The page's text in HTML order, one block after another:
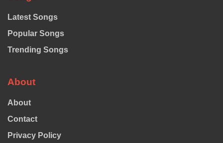
Latest Songs
Popular Songs
Trending Songs
About
About
Contact
Privacy Policy